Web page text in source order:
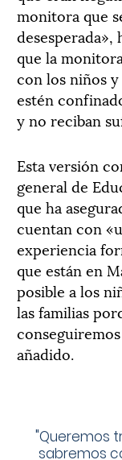
monitora que
que la
con los niños
estén
y no reciban
Esta versión
general de
que ha
cuentan con
experiencia
que están en
posible a los
las familias
añadido.
"Queremos
sabremos